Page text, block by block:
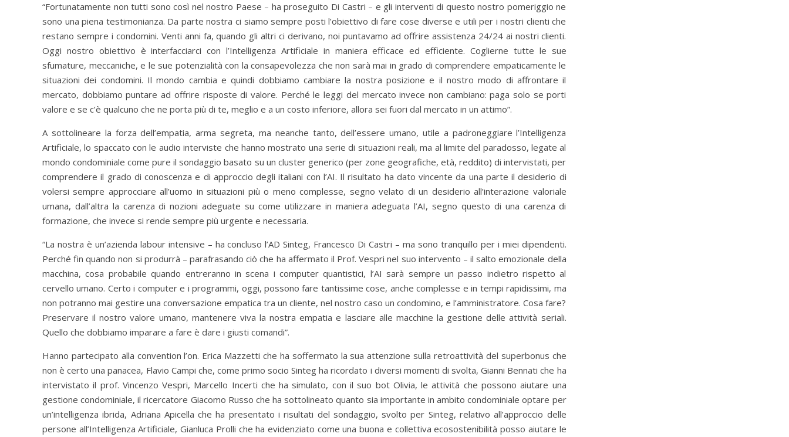
“Fortunatamente non tutti sono così nel nostro Paese – ha proseguito Di Castri – e gli interventi di questo nostro pomeriggio ne
sono una piena testimonianza. Da parte nostra ci siamo sempre posti l’obiettivo di fare cose diverse e utili per i nostri clienti che
restano sempre i condomini. Venti anni fa, quando gli altri ci derivano, noi puntavamo ad offrire assistenza 24/24 ai nostri clienti.
Oggi nostro obiettivo è interfacciarci con l’Intelligenza Artificiale in maniera efficace ed efficiente. Coglierne tutte le sue
sfumature, meccaniche, e le sue potenzialità con la consapevolezza che non sarà mai in grado di comprendere empaticamente le
situazioni dei condomini. Il mondo cambia e quindi dobbiamo cambiare la nostra posizione e il nostro modo di affrontare il
mercato, dobbiamo puntare ad offrire risposte di valore. Perché le leggi del mercato invece non cambiano: paga solo se porti
valore e se c’è qualcuno che ne porta più di te, meglio e a un costo inferiore, allora sei fuori dal mercato in un attimo”.
A sottolineare la forza dell’empatia, arma segreta, ma neanche tanto, dell’essere umano, utile a padroneggiare l’Intelligenza
Artificiale, lo spaccato con le audio interviste che hanno mostrato una serie di situazioni reali, ma al limite del paradosso, legate al
mondo condominiale come pure il sondaggio basato su un cluster generico (per zone geografiche, età, reddito) di intervistati, per
comprendere il grado di conoscenza e di approccio degli italiani con l’AI. Il risultato ha dato vincente da una parte il desiderio di
volersi sempre approcciare all’uomo in situazioni più o meno complesse, segno velato di un desiderio all’interazione valoriale
umana, dall’altra la carenza di nozioni adeguate su come utilizzare in maniera adeguata l’AI, segno questo di una carenza di
formazione, che invece si rende sempre più urgente e necessaria.
“La nostra è un’azienda labour intensive – ha concluso l’AD Sinteg, Francesco Di Castri – ma sono tranquillo per i miei dipendenti.
Perché fin quando non si produrrà – parafrasando ciò che ha affermato il Prof. Vespri nel suo intervento – il salto emozionale della
macchina, cosa probabile quando entreranno in scena i computer quantistici, l’AI sarà sempre un passo indietro rispetto al
cervello umano. Certo i computer e i programmi, oggi, possono fare tantissime cose, anche complesse e in tempi rapidissimi, ma
non potranno mai gestire una conversazione empatica tra un cliente, nel nostro caso un condomino, e l’amministratore. Cosa fare?
Preservare il nostro valore umano, mantenere viva la nostra empatia e lasciare alle macchine la gestione delle attività seriali.
Quello che dobbiamo imparare a fare è dare i giusti comandi”.
Hanno partecipato alla convention l’on. Erica Mazzetti che ha soffermato la sua attenzione sulla retroattività del superbonus che
non è certo una panacea, Flavio Campi che, come primo socio Sinteg ha ricordato i diversi momenti di svolta, Gianni Bennati che ha
intervistato il prof. Vincenzo Vespri, Marcello Incerti che ha simulato, con il suo bot Olivia, le attività che possono aiutare una
gestione condominiale, il ricercatore Giacomo Russo che ha sottolineato quanto sia importante in ambito condominiale optare per
un’intelligenza ibrida, Adriana Apicella che ha presentato i risultati del sondaggio, svolto per Sinteg, relativo all’approccio delle
persone all’Intelligenza Artificiale, Gianluca Prolli che ha evidenziato come una buona e collettiva ecosostenibilità posso aiutare le